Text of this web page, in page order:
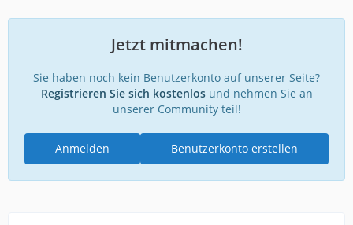
Jetzt mitmachen!
Sie haben noch kein Benutzerkonto auf unserer Seite?
Registrieren Sie sich kostenlosund nehmen Sie an
unserer Community teil!
Benutzerkonto erstellen
Anmelden